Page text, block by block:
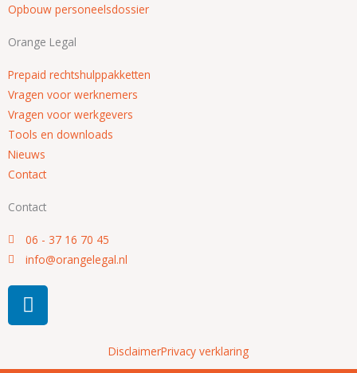
Opbouw personeelsdossier
Orange Legal
Prepaid rechtshulppakketten
Vragen voor werknemers
Vragen voor werkgevers
Tools en downloads
Nieuws
Contact
Contact
06 - 37 16 70 45
info@orangelegal.nl
L
i
n
DisclaimerPrivacy verklaring